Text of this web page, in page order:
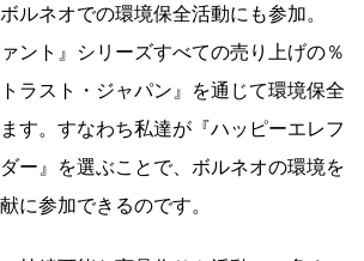
ルネオでの環境保全活動にも参加。
ント』シリーズすべての売り上げの％
ラスト・ジャパン』を通じて環境保全
す。すなわち私達が『ハッピーエレフ
ー』を選ぶことで、ボルネオの環境を
に参加できるのです。